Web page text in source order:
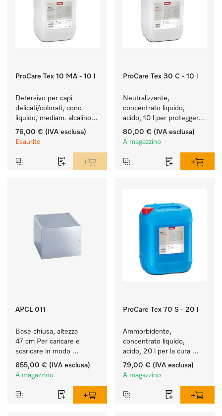
ProCare Tex 10 MA - 10 l
Detersivo per capi
delicati/colorati, conc.
liquido, mediam. alcalino,
10 l per il lavaggio di capi
colorati e capi delicati.
76,00 € (IVA esclusa)
Esaurito
ProCare Tex 30 C - 10 l
Neutralizzante,
concentrato liquido,
acido, 10 l per proteggere
in modo ottimale i tessuti
mediante neutralizzazione
80,00 € (IVA esclusa)
A magazzino
APCL 011
Base chiusa, altezza
47 cm Per caricare e
scaricare in modo
ergonomico la lavatrice e
l'essiccatoio.
655,00 € (IVA esclusa)
A magazzino
ProCare Tex 70 S - 20 l
Ammorbidente,
concentrato liquido,
acido, 20 l per la cura
delle fibre e una
morbidezza duratura dei
79,00 € (IVA esclusa)
A magazzino